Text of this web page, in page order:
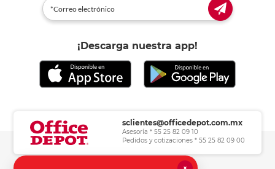
¡Descarga nuestra app!
sclientes@officedepot.com.mx
Asesoría * 55 25 82 09 10
Pedidos y cotizaciones * 55 25 82 09 00